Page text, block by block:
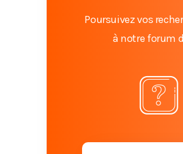
Poursuivez vos
à notre forum